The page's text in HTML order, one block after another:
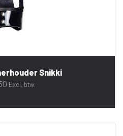
Snikki
Excl. btw.